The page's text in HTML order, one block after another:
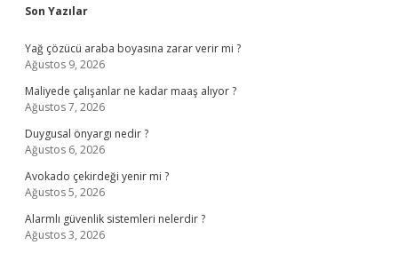
Sidebar
Son Yazılar
Yağ çözücü araba boyasına zarar verir mi ?
Ağustos 9, 2026
Maliyede çalışanlar ne kadar maaş alıyor ?
Ağustos 7, 2026
Duygusal önyargı nedir ?
Ağustos 6, 2026
Avokado çekirdeği yenir mi ?
Ağustos 5, 2026
Alarmlı güvenlik sistemleri nelerdir ?
Ağustos 3, 2026